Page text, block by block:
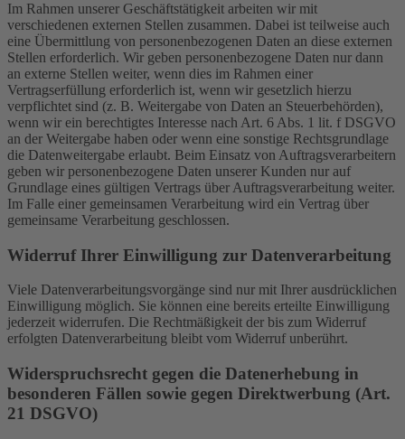
Im Rahmen unserer Geschäftstätigkeit arbeiten wir mit
verschiedenen externen Stellen zusammen. Dabei ist teilweise auch
eine Übermittlung von personenbezogenen Daten an diese externen
Stellen erforderlich. Wir geben personenbezogene Daten nur dann
an externe Stellen weiter, wenn dies im Rahmen einer
Vertragserfüllung erforderlich ist, wenn wir gesetzlich hierzu
verpflichtet sind (z. B. Weitergabe von Daten an Steuerbehörden),
wenn wir ein berechtigtes Interesse nach Art. 6 Abs. 1 lit. f DSGVO
an der Weitergabe haben oder wenn eine sonstige Rechtsgrundlage
die Datenweitergabe erlaubt. Beim Einsatz von Auftragsverarbeitern
geben wir personenbezogene Daten unserer Kunden nur auf
Grundlage eines gültigen Vertrags über Auftragsverarbeitung weiter.
Im Falle einer gemeinsamen Verarbeitung wird ein Vertrag über
gemeinsame Verarbeitung geschlossen.
Widerruf Ihrer Einwilligung zur Datenverarbeitung
Viele Datenverarbeitungsvorgänge sind nur mit Ihrer ausdrücklichen
Einwilligung möglich. Sie können eine bereits erteilte Einwilligung
jederzeit widerrufen. Die Rechtmäßigkeit der bis zum Widerruf
erfolgten Datenverarbeitung bleibt vom Widerruf unberührt.
Widerspruchsrecht gegen die Datenerhebung in
besonderen Fällen sowie gegen Direktwerbung (Art.
21 DSGVO)